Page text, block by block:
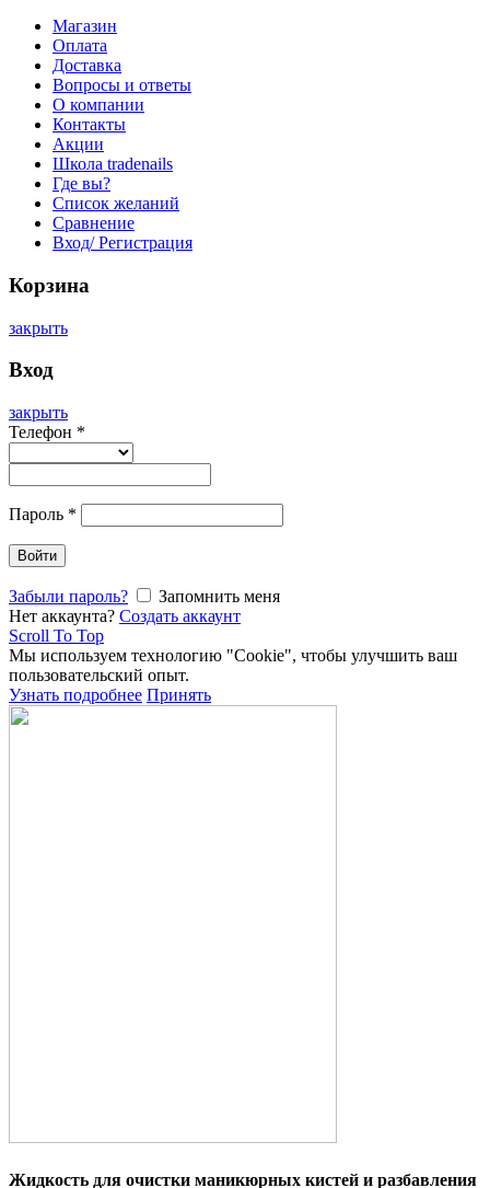
Магазин
Оплата
Доставка
Вопросы и ответы
О компании
Контакты
Акции
Школа tradenails
Где вы?
Список желаний
Сравнение
Вход/ Регистрация
Корзина
закрыть
Вход
закрыть
Телефон *
Пароль *
Войти
Забыли пароль?
Запомнить меня
Нет аккаунта? Создать аккаунт
Scroll To Top
Мы используем технологию "Cookie", чтобы улучшить ваш
пользовательский опыт.
Узнать подробнее Принять
Жидкость для очистки маникюрных кистей и разбавления